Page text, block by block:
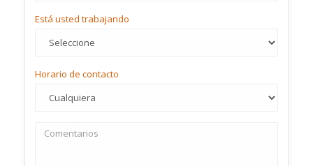
Está usted trabajando
Horario de contacto